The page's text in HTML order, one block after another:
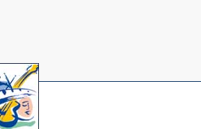
(Öffnet
in